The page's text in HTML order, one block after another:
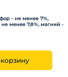
- не менее 7%,
менее 7,8%, магний -